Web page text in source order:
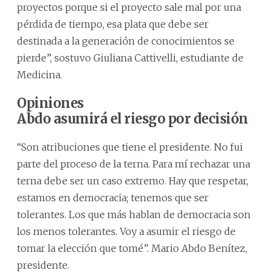
proyectos porque si el proyecto sale mal por una
pérdida de tiempo, esa plata que debe ser
destinada a la generación de conocimientos se
pierde”, sostuvo Giuliana Cattivelli, estudiante de
Medicina.
Opiniones
Abdo asumirá el riesgo por decisión
“Son atribuciones que tiene el presidente. No fui
parte del proceso de la terna. Para mí rechazar una
terna debe ser un caso extremo. Hay que respetar,
estamos en democracia; tenemos que ser
tolerantes. Los que más hablan de democracia son
los menos tolerantes. Voy a asumir el riesgo de
tomar la elección que tomé”. Mario Abdo Benítez,
presidente.